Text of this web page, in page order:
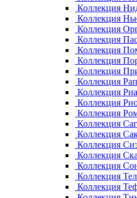
Коллекция
Коллекция
Коллекция
Коллекция
Коллекция
Коллекция
Коллекция
Коллекция
Коллекция
Коллекция
Коллекция
Коллекция
Коллекция
Коллекция
Коллекция
Коллекция
Коллекция
Коллекция